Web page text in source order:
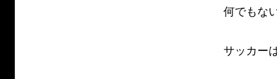
何でもな
サッカー